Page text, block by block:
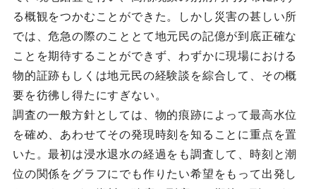
る概観をつかむことができた。しかし災害の甚しい所
では、危急の際のこととて地元民の記億が到底正確な
ことを期待することができず、わずかに現場における
物的証跡もしくは地元民の経験談を綜合して、その概
要を彷彿し得たにすぎない。
調査の一般方針としては、物的痕跡によって最高水位
を確め、あわせてその発現時刻を知ることに重点を置
いた。最初は浸水退水の経過をも調査して、時刻と潮
位の関係をグラフにでも作りたい希望をもって出発し